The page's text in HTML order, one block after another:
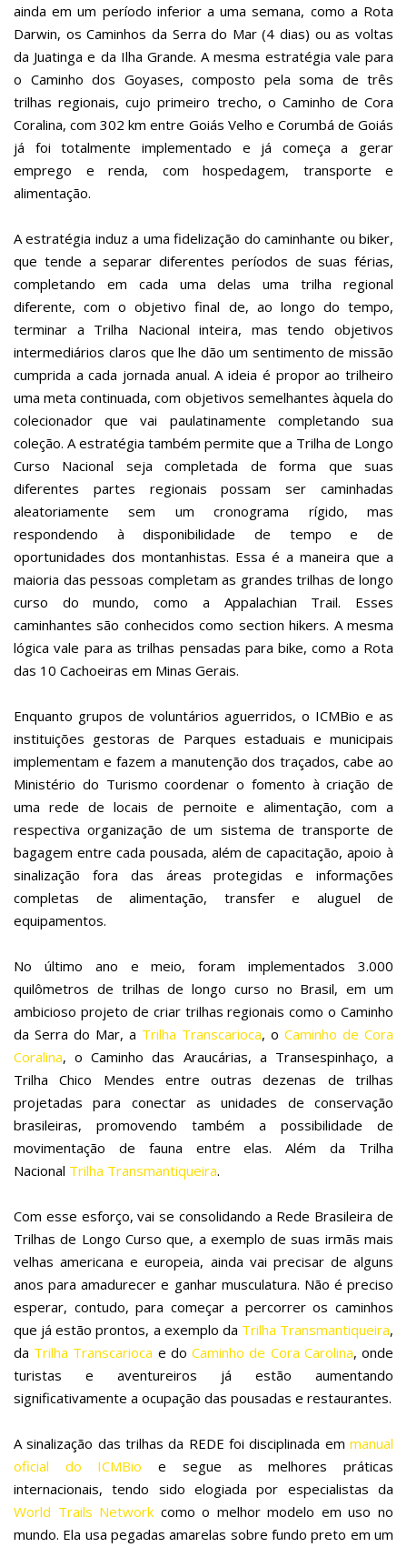
ainda em um período inferior a uma semana, como a Rota
Darwin, os Caminhos da Serra do Mar (4 dias) ou as voltas
da Juatinga e da Ilha Grande. A mesma estratégia vale para
o Caminho dos Goyases, composto pela soma de três
trilhas regionais, cujo primeiro trecho, o Caminho de Cora
Coralina, com 302 km entre Goiás Velho e Corumbá de Goiás
já foi totalmente implementado e já começa a gerar
emprego e renda, com hospedagem, transporte e
alimentação.
A estratégia induz a uma fidelização do caminhante ou biker,
que tende a separar diferentes períodos de suas férias,
completando em cada uma delas uma trilha regional
diferente, com o objetivo final de, ao longo do tempo,
terminar a Trilha Nacional inteira, mas tendo objetivos
intermediários claros que lhe dão um sentimento de missão
cumprida a cada jornada anual. A ideia é propor ao trilheiro
uma meta continuada, com objetivos semelhantes àquela do
colecionador que vai paulatinamente completando sua
coleção. A estratégia também permite que a Trilha de Longo
Curso Nacional seja completada de forma que suas
diferentes partes regionais possam ser caminhadas
aleatoriamente sem um cronograma rígido, mas
respondendo à disponibilidade de tempo e de
oportunidades dos montanhistas. Essa é a maneira que a
maioria das pessoas completam as grandes trilhas de longo
curso do mundo, como a Appalachian Trail. Esses
caminhantes são conhecidos como section hikers. A mesma
lógica vale para as trilhas pensadas para bike, como a Rota
das 10 Cachoeiras em Minas Gerais.
Enquanto grupos de voluntários aguerridos, o ICMBio e as
instituições gestoras de Parques estaduais e municipais
implementam e fazem a manutenção dos traçados, cabe ao
Ministério do Turismo coordenar o fomento à criação de
uma rede de locais de pernoite e alimentação, com a
respectiva organização de um sistema de transporte de
bagagem entre cada pousada, além de capacitação, apoio à
sinalização fora das áreas protegidas e informações
completas de alimentação, transfer e aluguel de
equipamentos.
No último ano e meio, foram implementados 3.000
quilômetros de trilhas de longo curso no Brasil, em um
ambicioso projeto de criar trilhas regionais como o Caminho
da Serra do Mar, a Trilha Transcarioca, o Caminho de Cora
Coralina, o Caminho das Araucárias, a Transespinhaço, a
Trilha Chico Mendes entre outras dezenas de trilhas
projetadas para conectar as unidades de conservação
brasileiras, promovendo também a possibilidade de
movimentação de fauna entre elas. Além da Trilha
Nacional Trilha Transmantiqueira.
Com esse esforço, vai se consolidando a Rede Brasileira de
Trilhas de Longo Curso que, a exemplo de suas irmãs mais
velhas americana e europeia, ainda vai precisar de alguns
anos para amadurecer e ganhar musculatura. Não é preciso
esperar, contudo, para começar a percorrer os caminhos
que já estão prontos, a exemplo da Trilha Transmantiqueira,
da Trilha Transcarioca e doCaminho de Cora Carolina, onde
turistas e aventureiros já estão aumentando
significativamente a ocupação das pousadas e restaurantes.
A sinalização das trilhas da REDE foi disciplinada em manual
oficial do ICMBio e segue as melhores práticas
internacionais, tendo sido elogiada por especialistas da
World Trails Network como o melhor modelo em uso no
mundo. Ela usa pegadas amarelas sobre fundo preto em um